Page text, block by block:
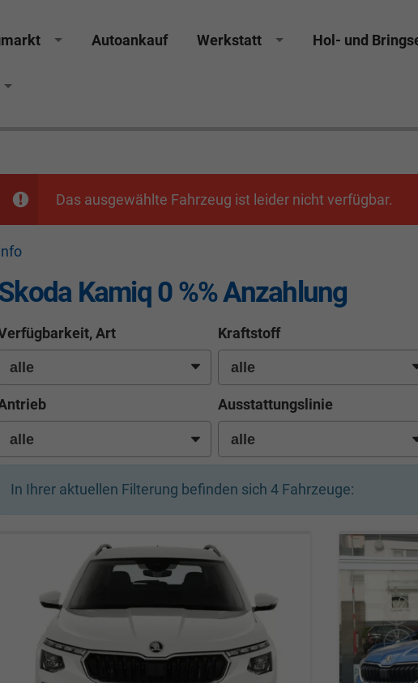
Autoankauf Werkstatt Hol- und
Das ausgewählte Fahrzeug ist leider nicht verfügbar.
Kamiq 0 %% Anzahlung
Art Kraftstoff
Ausstattungslinie
In Ihrer aktuellen Filterung befinden sich 4 Fahrzeuge: